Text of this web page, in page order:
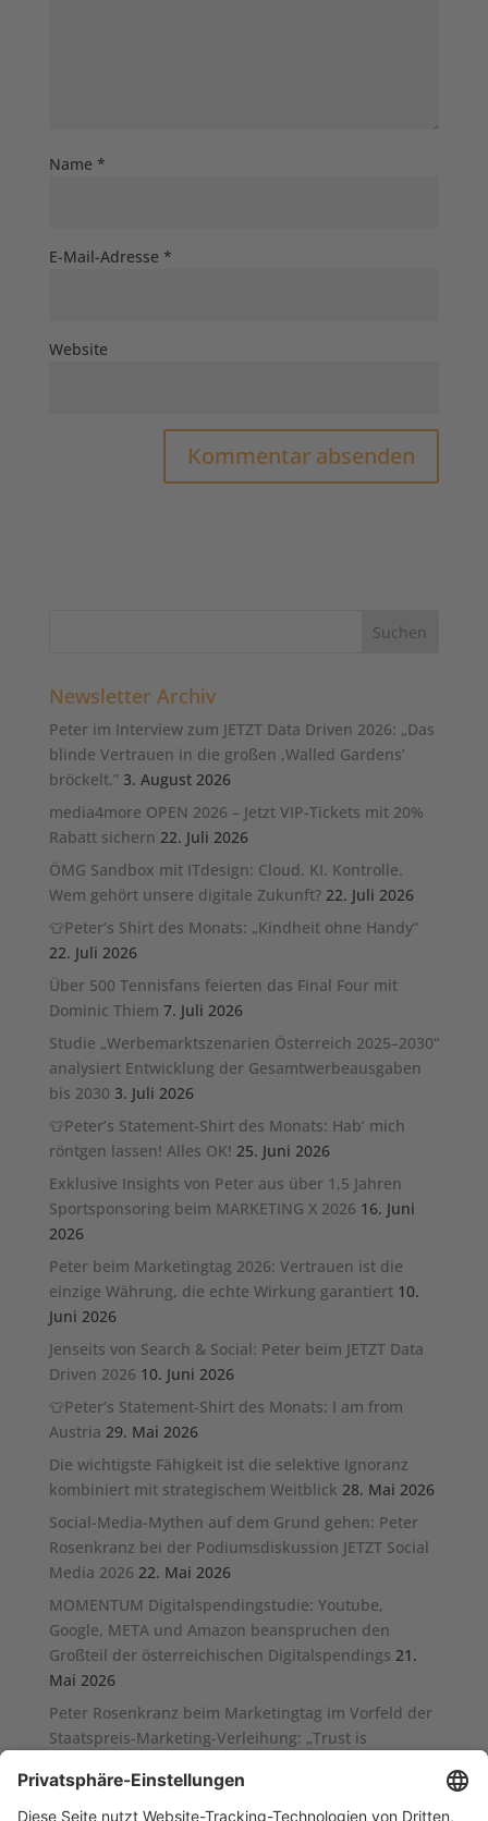
Name *
E-Mail-Adresse *
Website
Newsletter Archiv
Peter im Interview zum JETZT Data Driven 2026: „Das
blinde Vertrauen in die großen ‚Walled Gardens’
bröckelt.” 3. August 2026
media4more OPEN 2026 – Jetzt VIP-Tickets mit 20%
Rabatt sichern 22. Juli 2026
ÖMG Sandbox mit ITdesign: Cloud. KI. Kontrolle.
Wem gehört unsere digitale Zukunft? 22. Juli 2026
👕Peter’s Shirt des Monats: „Kindheit ohne Handy“
22. Juli 2026
Über 500 Tennisfans feierten das Final Four mit
Dominic Thiem 7. Juli 2026
Studie „Werbemarktszenarien Österreich 2025–2030“
analysiert Entwicklung der Gesamtwerbeausgaben
bis 2030 3. Juli 2026
👕Peter’s Statement-Shirt des Monats: Hab‘ mich
röntgen lassen! Alles OK! 25. Juni 2026
Exklusive Insights von Peter aus über 1,5 Jahren
Sportsponsoring beim MARKETING X 2026 16. Juni
2026
Peter beim Marketingtag 2026: Vertrauen ist die
einzige Währung, die echte Wirkung garantiert 10.
Juni 2026
Jenseits von Search & Social: Peter beim JETZT Data
Driven 2026 10. Juni 2026
👕Peter’s Statement-Shirt des Monats: I am from
Austria 29. Mai 2026
Die wichtigste Fähigkeit ist die selektive Ignoranz
kombiniert mit strategischem Weitblick 28. Mai 2026
Social-Media-Mythen auf dem Grund gehen: Peter
Rosenkranz bei der Podiumsdiskussion JETZT Social
Media 2026 22. Mai 2026
MOMENTUM Digitalspendingstudie: Youtube,
Google, META und Amazon beanspruchen den
Großteil der österreichischen Digitalspendings 21.
Mai 2026
Peter Rosenkranz beim Marketingtag im Vorfeld der
Staatspreis-Marketing-Verleihung: „Trust is